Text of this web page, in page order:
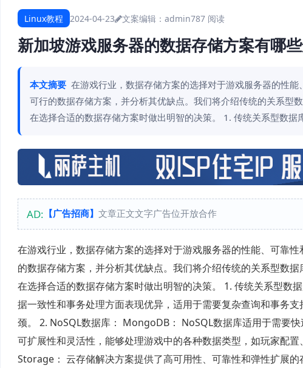
Linux教程 2024-04-23 文案编辑：admin787 阅读
新加坡游戏服务器的数据存储方案有哪
本文摘要 在游戏行业，数据存储方案的选择对于游戏服务器的性
可行的数据存储方案，并分析其优缺点。我们将介绍传统的关系型
在选择合适的数据存储方案时做出明智的决策。 1. 传统关系型数据
AD: 【广告招商】 文章正文文字广告位开放合作
在游戏行业，数据存储方案的选择对于游戏服务器的性能、可靠
的数据存储方案，并分析其优缺点。我们将介绍传统的关系型数
在选择合适的数据存储方案时做出明智的决策。 1. 传统关系型数
据一致性和事务处理方面表现优异，适用于需要复杂查询和事务
颈。 2. NoSQL数据库： MongoDB： NoSQL数据库适用于需要
可扩展性和灵活性，能够处理游戏中的各种数据类型，如玩家配
Storage： 云存储解决方案提供了高可用性、可靠性和弹性扩展